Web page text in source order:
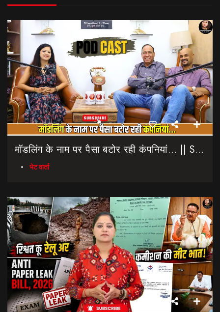
मॉडलिंग के नाम पर पैसा बटोर रही कंपनियां… || Sinmit Communications || Miss Uttarakhand 2026
भेट वार्ता